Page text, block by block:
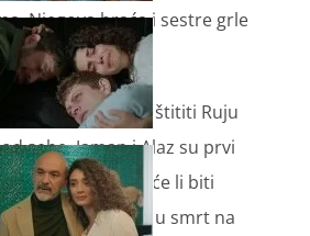
Njegova braća i sestre grle
djeca.
pokušava zaštititi Ruju
sebe. Jaman i Alaz su prvi
kao braća. Ali hoće li biti
Jamana da hoda u smrt na